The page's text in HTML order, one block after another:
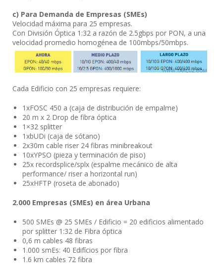
c) Para Demanda de Empresas (SMEs)
Velocidad máxima para 25 empresas.
Con División Óptica 1:32 a razón de 2.5gbps por PON, a una
velocidad promedio homogénea de 100mbps/50mbps.
Cada Edificio con 25 empresas requiere:
1xFOSC 450 a (caja de distribución de empalme)
20 m x 2 Drop de fibra óptica
1×32 splitter
1xbUDi (caja de sótano)
2x30m cable riser 24 fibras minibreakout
10xYPSO (pieza y terminación de piso)
25x recordsplice/splx (espalme mecánico de alta
performance/ riser a horizontal run)
25xHFTP (roseta de abonado)
2.000 Empresas (SMEs) en área Urbana
500 SMEs @ 25 SMEs / Edificio = 20 edificios alimentado
por splitter 1:32 de Fibra óptica
0,6 m cables 48 fibras
1.000 smEs: 40 Edifícios por fibra
1.6 km cables 72 fibra